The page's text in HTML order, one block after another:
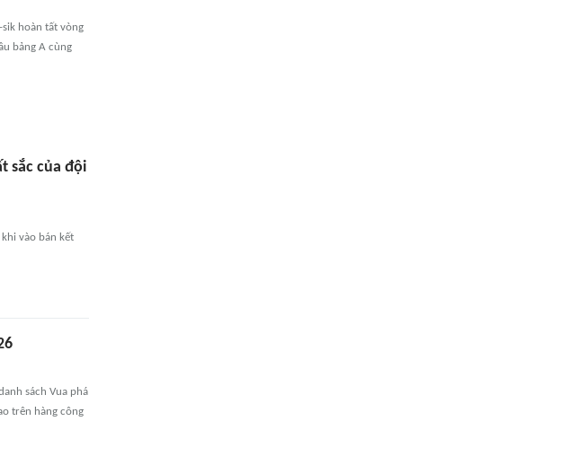
sik hoàn tất vòng
bảng A cùng
sắc của đội
vào bán kết
sách Vua phá
trên hàng công